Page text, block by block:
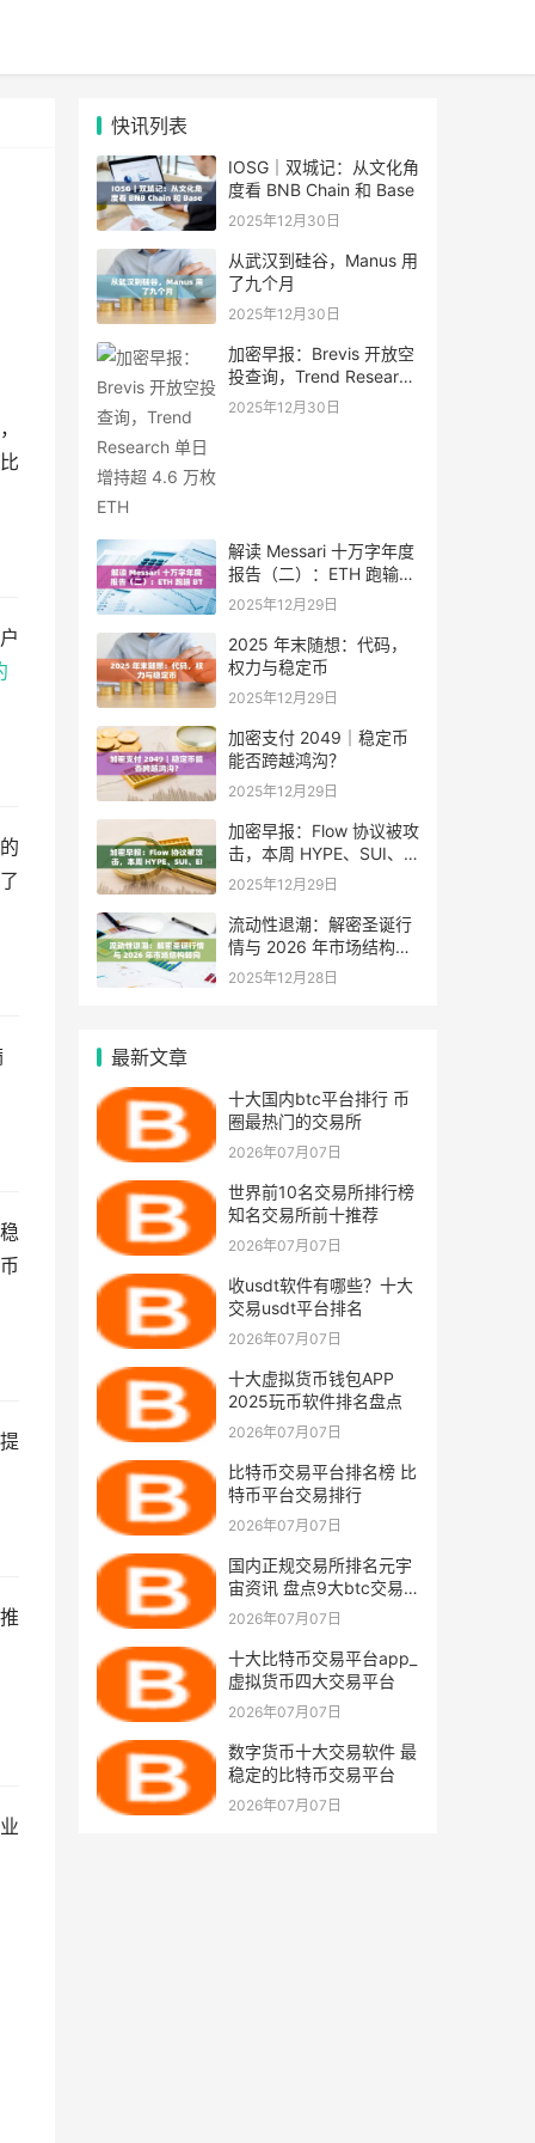
快讯列表
IOSG｜双城记：从文化角
度看 BNB Chain 和 Base
2025年12月30日
从武汉到硅谷，Manus 用
了九个月
2025年12月30日
加密早报：Brevis 开放空
投查询，Trend Research
单日增持超 4.6 万枚 ETH
2025年12月30日
解读 Messari 十万字年度
报告（二）：ETH 跑输
BTC，是边缘化还是定价
2025年12月29日
2025 年末随想：代码，
权力与稳定币
2025年12月29日
加密支付 2049｜稳定币
能否跨越鸿沟？
2025年12月29日
加密早报：Flow 协议被攻
击，本周 HYPE、SUI、
EIGEN 等代币将迎来大额
2025年12月29日
流动性退潮：解密圣诞行
情与 2026 年市场结构转
向
2025年12月28日
最新文章
十大国内btc平台排行 币
圈最热门的交易所
2026年07月07日
世界前10名交易所排行榜
知名交易所前十推荐
2026年07月07日
收usdt软件有哪些？十大
交易usdt平台排名
2026年07月07日
十大虚拟货币钱包APP
2025玩币软件排名盘点
2026年07月07日
比特币交易平台排名榜 比
特币平台交易排行
2026年07月07日
国内正规交易所排名元宇
宙资讯 盘点9大btc交易
所一览
2026年07月07日
十大比特币交易平台app_
虚拟货币四大交易平台
2026年07月07日
数字货币十大交易软件 最
稳定的比特币交易平台
2026年07月07日